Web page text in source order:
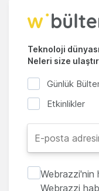
Teknoloji
Neleri size
Günlük
Etkinlikler
Webrazzi'nin
Webrazzi